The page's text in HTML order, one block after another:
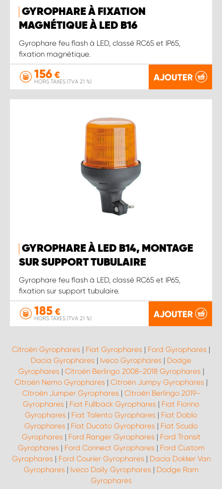
GYROPHARE À FIXATION
MAGNÉTIQUE À LED B16
Gyrophare feu flash à LED, classé RC65 et IP65,
fixation magnétique.
156 €
HORS TAXES (TVA 21 %) AJOUTER
GYROPHARE À LED B14, MONTAGE
SUR SUPPORT TUBULAIRE
Gyrophare feu flash à LED, classé RC65 et IP65,
fixation sur support tubulaire.
185 €
HORS TAXES (TVA 21 %) AJOUTER
Citroën Gyrophares | Fiat Gyrophares | Ford Gyrophares |
Dacia Gyrophares | Iveco Gyrophares | Dodge
Gyrophares | Citroën Berlingo 2008-2018 Gyrophares |
Citroën Nemo Gyrophares | Citroën Jumpy Gyrophares |
Citroën Jumper Gyrophares | Citroën Berlingo 2019-
Gyrophares | Fiat Fullback Gyrophares | Fiat Fiorino
Gyrophares | Fiat Talento Gyrophares | Fiat Doblo
Gyrophares | Fiat Ducato Gyrophares | Fiat Scudo
Gyrophares | Ford Ranger Gyrophares | Ford Transit
Gyrophares | Ford Connect Gyrophares | Ford Custom
Gyrophares | Ford Courier Gyrophares | Dacia Dokker Van
Gyrophares | Iveco Daily Gyrophares | Dodge Ram
Gyrophares